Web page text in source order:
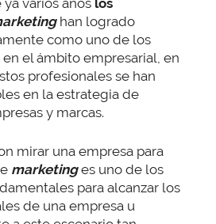
varios años los
han logrado
como uno de los
el ámbito empresarial, en
profesionales se han
en la estrategia de
y marcas.
mirar una empresa para
marketinges uno de los
para alcanzar los
de una empresa u